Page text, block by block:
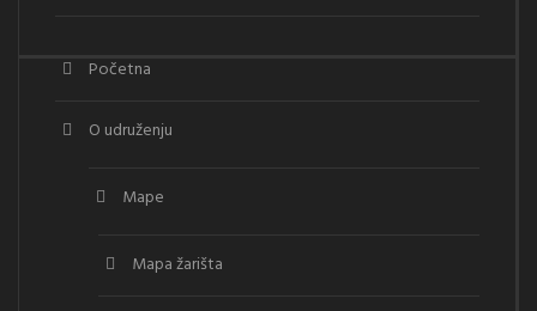
Početna
O udruženju
Mape
Mapa žarišta